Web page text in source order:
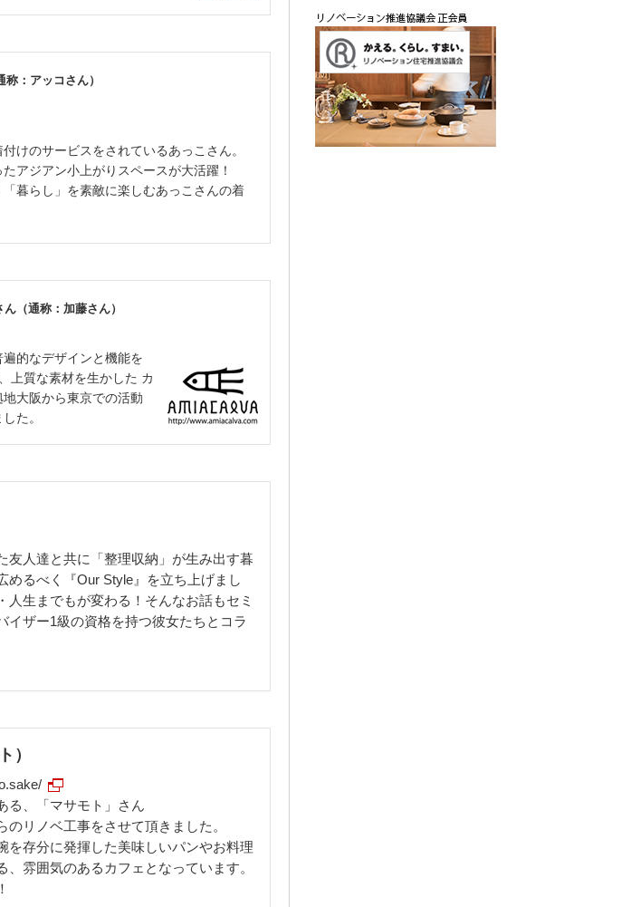
：アッコさん）
けのサービスをされているあっこさん。
アジアン小上がりスペースが大活躍！
暮らし」を素敵に楽しむあっこさんの着
（通称：加藤さん）
的なデザインと機能を
上質な素材を生かした カ
大阪から東京での活動
た。
友人達と共に「整理収納」が生み出す暮
めるべく『Our Style』を立ち上げまし
生までもが変わる！そんなお話もセミ
ザー1級の資格を持つ彼女たちとコラ
）
る、「マサモト」さん
リノベ工事をさせて頂きました。
を存分に発揮した美味しいパンやお料理
雰囲気のあるカフェとなっています。